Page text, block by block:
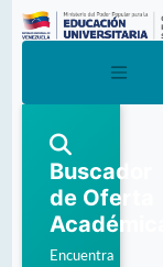
Buscador
de Oferta
Académica
Encuentra